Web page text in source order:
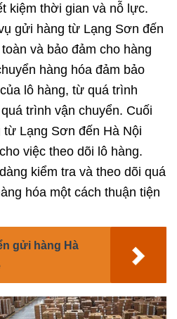
kiệm thời gian và nỗ lực.
gửi hàng từ Lạng Sơn đến
và bảo đảm cho hàng
hàng hóa đảm bảo
lô hàng, từ quá trình
trình vận chuyển. Cuối
Lạng Sơn đến Hà Nội
việc theo dõi lô hàng.
kiểm tra và theo dõi quá
hóa một cách thuận tiện
gửi hàng Hà